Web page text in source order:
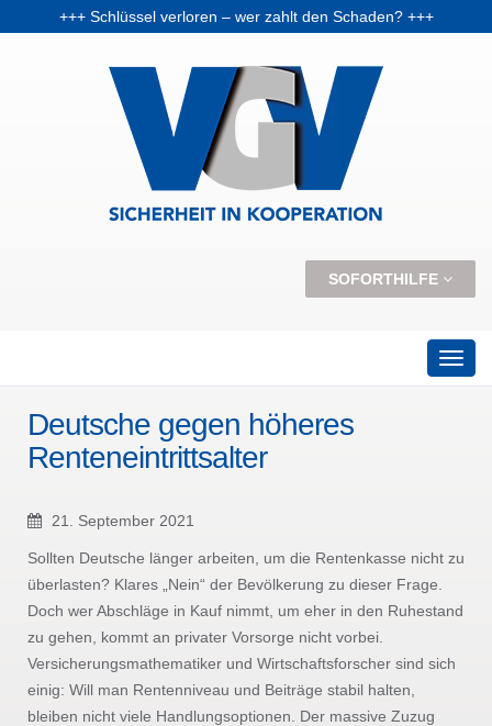
+++ Schlüssel verloren – wer zahlt den Schaden? +++
SOFORTHILFE
Deutsche gegen höheres
Renteneintrittsalter
21. September 2021
Sollten Deutsche länger arbeiten, um die Rentenkasse nicht zu
überlasten? Klares „Nein“ der Bevölkerung zu dieser Frage.
Doch wer Abschläge in Kauf nimmt, um eher in den Ruhestand
zu gehen, kommt an privater Vorsorge nicht vorbei.
Versicherungsmathematiker und Wirtschaftsforscher sind sich
einig: Will man Rentenniveau und Beiträge stabil halten,
bleiben nicht viele Handlungsoptionen. Der massive Zuzug